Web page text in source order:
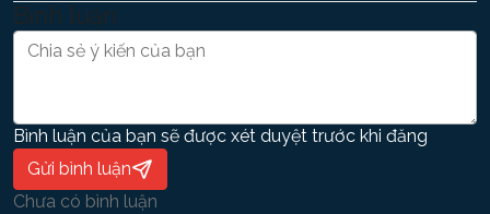
Bình luận
Bình luận của bạn sẽ được xét duyệt trước khi đăng
Gửi bình luận
Chưa có bình luận